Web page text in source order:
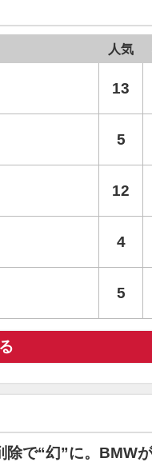
人気
13
5
12
4
5
で“幻”に。BMWが